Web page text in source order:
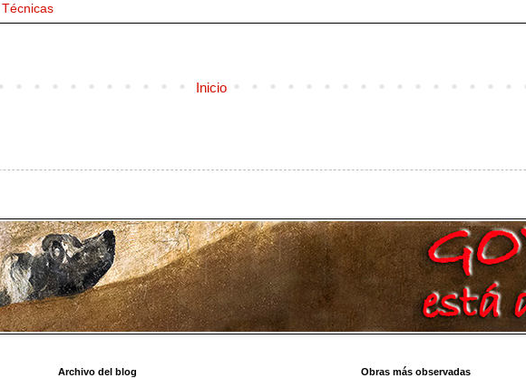
Técnicas
Inicio
Archivo del blog Obras más observadas